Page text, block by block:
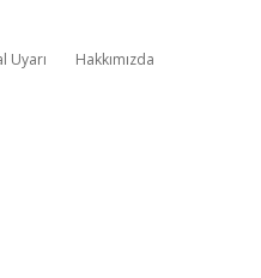
Uyarı Hakkımızda